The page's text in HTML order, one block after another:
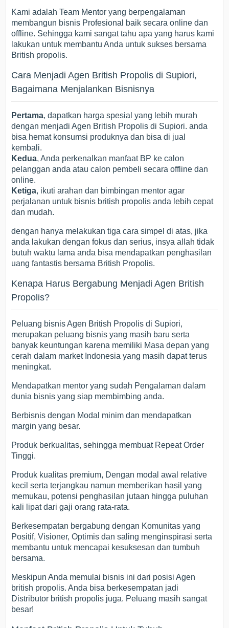
Kami adalah Team Mentor yang berpengalaman
membangun bisnis Profesional baik secara online dan
offline. Sehingga kami sangat tahu apa yang harus kami
lakukan untuk membantu Anda untuk sukses bersama
British propolis.
Cara Menjadi Agen British Propolis di Supiori,
Bagaimana Menjalankan Bisnisnya
Pertama, dapatkan harga spesial yang lebih murah
dengan menjadi Agen British Propolis di Supiori. anda
bisa hemat konsumsi produknya dan bisa di jual
kembali.
Kedua, Anda perkenalkan manfaat BP ke calon
pelanggan anda atau calon pembeli secara offline dan
online.
Ketiga, ikuti arahan dan bimbingan mentor agar
perjalanan untuk bisnis british propolis anda lebih cepat
dan mudah.
dengan hanya melakukan tiga cara simpel di atas, jika
anda lakukan dengan fokus dan serius, insya allah tidak
butuh waktu lama anda bisa mendapatkan penghasilan
uang fantastis bersama British Propolis.
Kenapa Harus Bergabung Menjadi Agen British
Propolis?
Peluang bisnis Agen British Propolis di Supiori,
merupakan peluang bisnis yang masih baru serta
banyak keuntungan karena memiliki Masa depan yang
cerah dalam market Indonesia yang masih dapat terus
meningkat.
Mendapatkan mentor yang sudah Pengalaman dalam
dunia bisnis yang siap membimbing anda.
Berbisnis dengan Modal minim dan mendapatkan
margin yang besar.
Produk berkualitas, sehingga membuat Repeat Order
Tinggi.
Produk kualitas premium, Dengan modal awal relative
kecil serta terjangkau namun memberikan hasil yang
memukau, potensi penghasilan jutaan hingga puluhan
kali lipat dari gaji orang rata-rata.
Berkesempatan bergabung dengan Komunitas yang
Positif, Visioner, Optimis dan saling menginspirasi serta
membantu untuk mencapai kesuksesan dan tumbuh
bersama.
Meskipun Anda memulai bisnis ini dari posisi Agen
british propolis. Anda bisa berkesempatan jadi
Distributor british propolis juga. Peluang masih sangat
besar!